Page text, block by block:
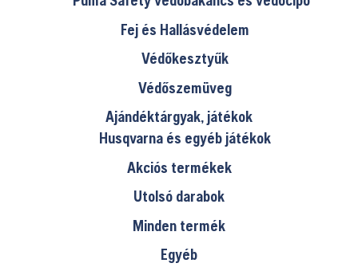
Fej és Hallásvédelem
Védőkesztyűk
Védőszemüveg
Ajándéktárgyak, játékok
Husqvarna és egyéb játékok
Akciós termékek
Utolsó darabok
Minden termék
Egyéb